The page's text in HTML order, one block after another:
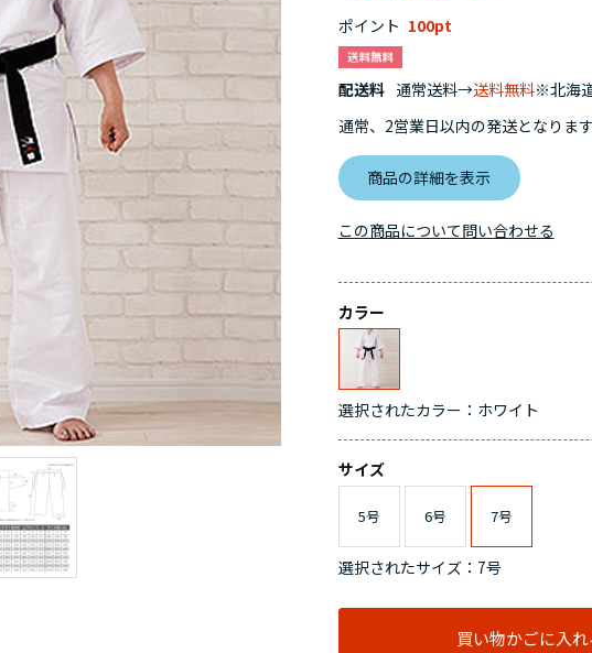
ポイント 100
配送料 通常送料→送料無料※北海
通常、2営業日以内の発送となりま
商品の詳細を表示
カラー
選択されたカラー：ホワイト
サイズ
5号 6号 7号
選択されたサイズ：7号
買い物かごに入
この商品について問い合わせる